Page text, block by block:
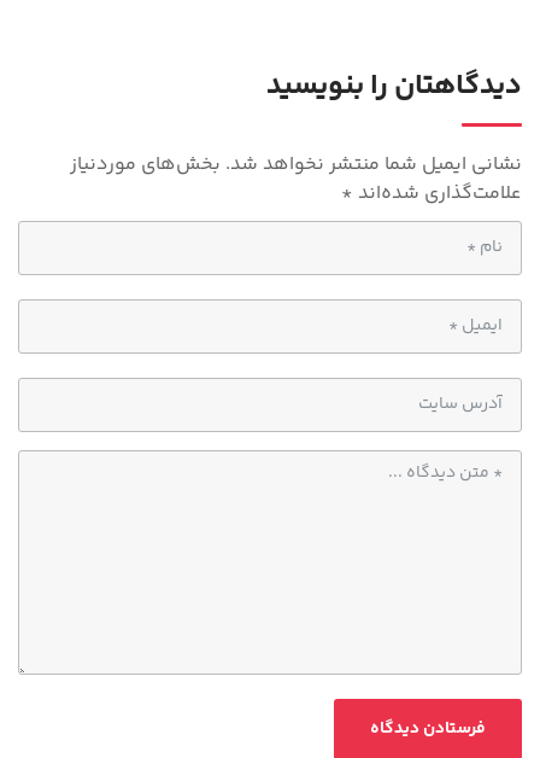
p
p
دیدگاهتان را بنویسید
نشانی ایمیل شما منتشر نخواهد شد. بخش‌های موردنیاز
علامت‌گذاری شده‌اند *